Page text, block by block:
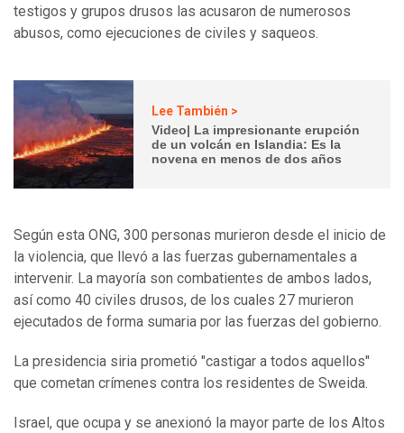
testigos y grupos drusos las acusaron de numerosos
abusos, como ejecuciones de civiles y saqueos.
Lee También >
Video| La impresionante erupción
de un volcán en Islandia: Es la
novena en menos de dos años
Según esta ONG, 300 personas murieron desde el inicio de
la violencia, que llevó a las fuerzas gubernamentales a
intervenir. La mayoría son combatientes de ambos lados,
así como 40 civiles drusos, de los cuales 27 murieron
ejecutados de forma sumaria por las fuerzas del gobierno.
La presidencia siria prometió "castigar a todos aquellos"
que cometan crímenes contra los residentes de Sweida.
Israel, que ocupa y se anexionó la mayor parte de los Altos